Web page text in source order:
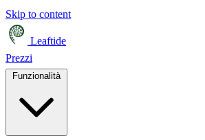
Skip to content
Leaftide
Prezzi
Funzionalità